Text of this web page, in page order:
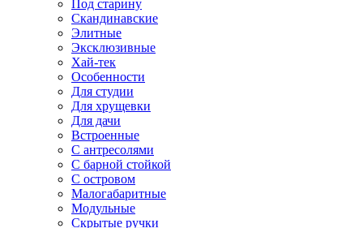
Под старину
Скандинавские
Элитные
Эксклюзивные
Хай-тек
Особенности
Для студии
Для хрущевки
Для дачи
Встроенные
С антресолями
С барной стойкой
С островом
Малогабаритные
Модульные
Скрытые ручки